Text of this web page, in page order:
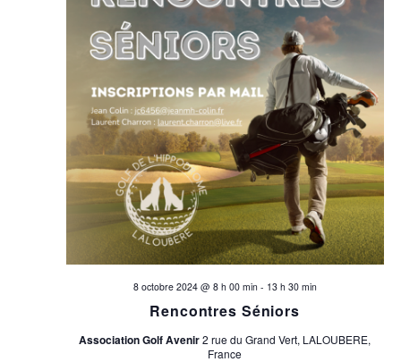
Rencontres Séniors
8 octobre 2024 @ 8 h 00 min- 13 h 30 min
Association Golf Avenir2 rue du Grand Vert, LALOUBERE,
France